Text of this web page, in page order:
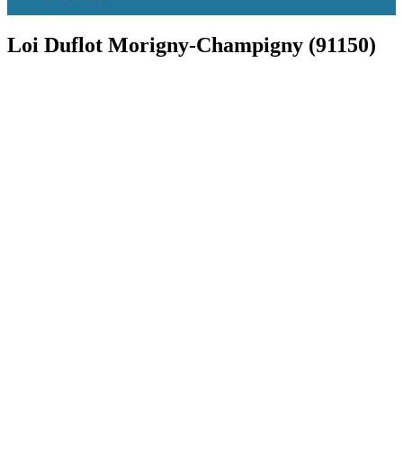
Loi Duflot Morigny-Champigny (91150)